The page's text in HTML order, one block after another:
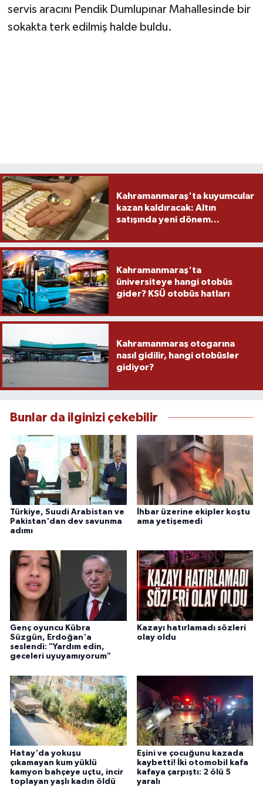
servis aracını Pendik Dumlupınar Mahallesinde bir
sokakta terk edilmiş halde buldu.
Kahramanmaraş'ta kuyumcular
kazan kaldıracak: Altın
satışında yeni dönem...
Kahramanmaraş'ta
üniversiteye hangi otobüs
gider? KSÜ otobüs hatları
Kahramanmaraş otogarına
nasıl gidilir, hangi otobüsler
gidiyor?
Bunlar da ilginizi çekebilir
Türkiye, Suudi Arabistan ve
Pakistan'dan dev savunma
adımı
İhbar üzerine ekipler koştu
ama yetişemedi
Genç oyuncu Kübra
Süzgün, Erdoğan'a
seslendi: "Yardım edin,
geceleri uyuyamıyorum"
Kazayı hatırlamadı sözleri
olay oldu
Hatay'da yokuşu
çıkamayan kum yüklü
kamyon bahçeye uçtu, incir
toplayan yaşlı kadın öldü
Eşini ve çocuğunu kazada
kaybetti! İki otomobil kafa
kafaya çarpıştı: 2 ölü 5
yaralı